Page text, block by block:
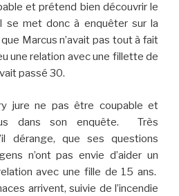
et prétend bien découvrir le
se met donc à enquêter sur la
Marcus n’avait pas tout à fait
une relation avec une fillette de
passé 30.
jure ne pas être coupable et
dans son enquête. Très
dérange, que ses questions
n’ont pas envie d’aider un
avec une fille de 15 ans.
arrivent, suivie de l’incendie